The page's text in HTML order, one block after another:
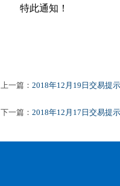
特此通知！
上一篇： 2018年12月19日交易提示
下一篇： 2018年12月17日交易提示